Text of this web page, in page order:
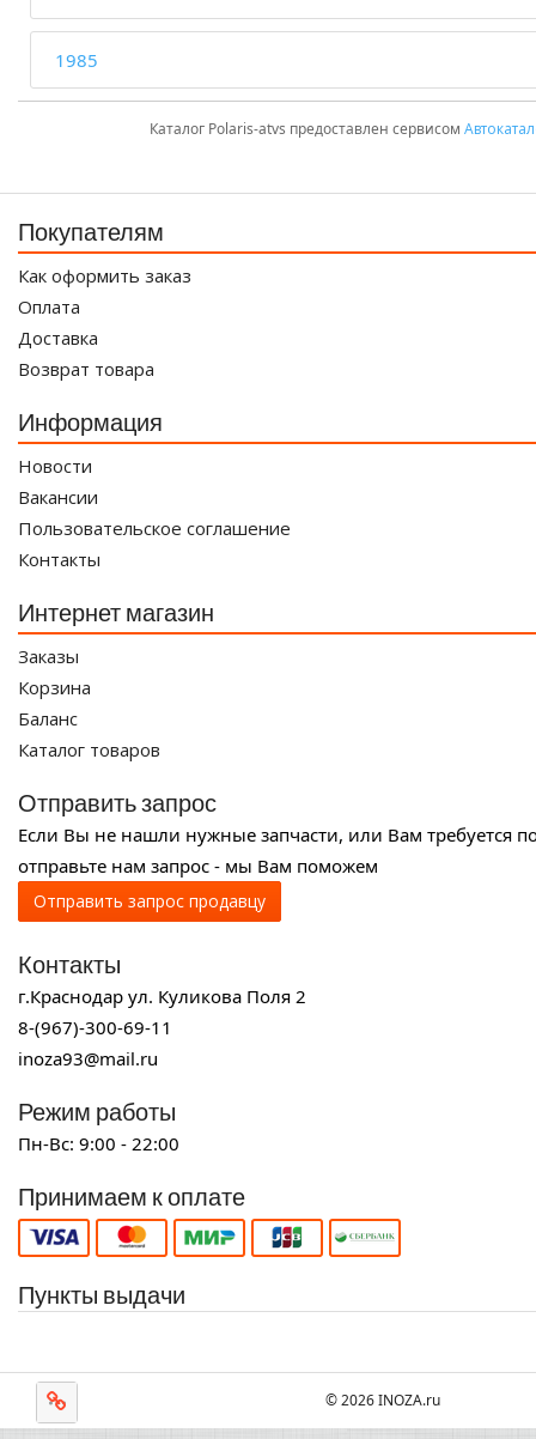
1985
Каталог Polaris-atvs предоставлен сервисом
Покупателям
Как оформить заказ
Оплата
Доставка
Возврат товара
Информация
Новости
Вакансии
Пользовательское соглашение
Контакты
Интернет магазин
Заказы
Корзина
Баланс
Каталог товаров
Отправить запрос
Если Вы не нашли нужные запчасти, или Вам требуется
отправьте нам запрос - мы Вам поможем
Отправить запрос продавцу
Контакты
г.Краснодар ул. Куликова Поля 2
8-(967)-300-69-11
inoza93@mail.ru
Режим работы
Пн-Вс: 9:00 - 22:00
Принимаем к оплате
Пункты выдачи
© 2026 INOZA.ru